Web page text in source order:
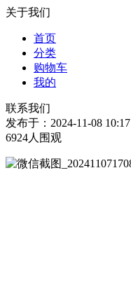
关于我们
首页
分类
购物车
我的
联系我们
发布于：2024-11-08 10:17
6924人围观